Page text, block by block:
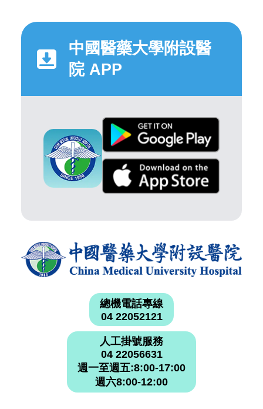
中國醫藥大學附設醫
院 APP
總機電話專線
04 22052121
人工掛號服務
04 22056631
週一至週五:8:00-17:00
週六8:00-12:00